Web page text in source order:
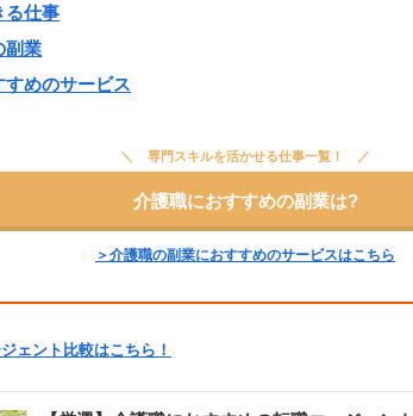
る仕事
副業
めのサービス
専門スキルを活かせる仕事一覧！
介護職におすすめの副業は?
＞介護職の副業におすすめのサービスはこちら
ェント比較はこちら！